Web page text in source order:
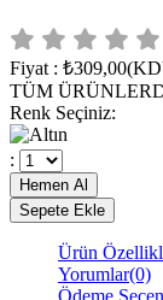
Fiyat : ₺309,00
TÜM
Renk Seçiniz:
:
Ürün
Yorumlar(0)
Ödeme